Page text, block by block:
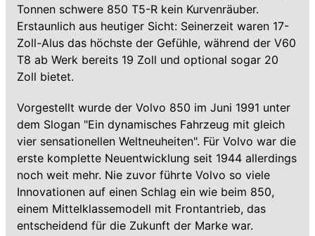
Tonnen schwere 850 T5-R kein Kurvenräuber.
Erstaunlich aus heutiger Sicht: Seinerzeit waren 17-
Zoll-Alus das höchste der Gefühle, während der V60
T8 ab Werk bereits 19 Zoll und optional sogar 20
Zoll bietet.
Vorgestellt wurde der Volvo 850 im Juni 1991 unter
dem Slogan "Ein dynamisches Fahrzeug mit gleich
vier sensationellen Weltneuheiten". Für Volvo war die
erste komplette Neuentwicklung seit 1944 allerdings
noch weit mehr. Nie zuvor führte Volvo so viele
Innovationen auf einen Schlag ein wie beim 850,
einem Mittelklassemodell mit Frontantrieb, das
entscheidend für die Zukunft der Marke war.